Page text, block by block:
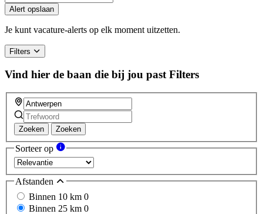
Alert opslaan
Je kunt vacature-alerts op elk moment uitzetten.
Filters
Vind hier de baan die bij jou past Filters
Zoeken Zoeken
Sorteer op
Afstanden
Binnen 10 km 0
Binnen 25 km 0